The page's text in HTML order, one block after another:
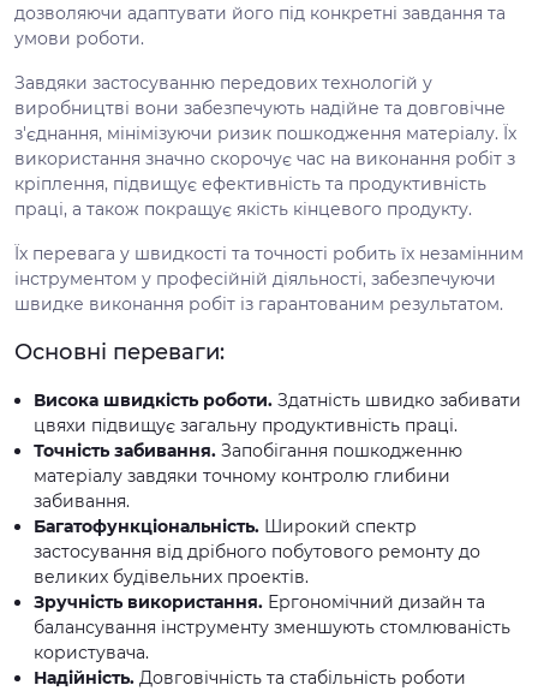
дозволяючи адаптувати його під конкретні завдання та
умови роботи.
Завдяки застосуванню передових технологій у
виробництві вони забезпечують надійне та довговічне
з'єднання, мінімізуючи ризик пошкодження матеріалу. Їх
використання значно скорочує час на виконання робіт з
кріплення, підвищує ефективність та продуктивність
праці, а також покращує якість кінцевого продукту.
Їх перевага у швидкості та точності робить їх незамінним
інструментом у професійній діяльності, забезпечуючи
швидке виконання робіт із гарантованим результатом.
Основні переваги:
Висока швидкість роботи. Здатність швидко забивати
цвяхи підвищує загальну продуктивність праці.
Точність забивання. Запобігання пошкодженню
матеріалу завдяки точному контролю глибини
забивання.
Багатофункціональність. Широкий спектр
застосування від дрібного побутового ремонту до
великих будівельних проектів.
Зручність використання. Ергономічний дизайн та
балансування інструменту зменшують стомлюваність
користувача.
Надійність. Довговічність та стабільність роботи